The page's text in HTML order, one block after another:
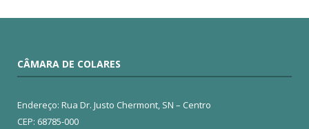
CÂMARA DE COLARES
Endereço: Rua Dr. Justo Chermont, SN – Centro
CEP: 68785-000